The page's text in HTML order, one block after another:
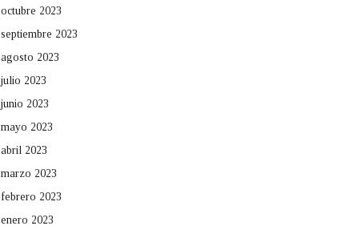
octubre 2023
septiembre 2023
agosto 2023
julio 2023
junio 2023
mayo 2023
abril 2023
marzo 2023
febrero 2023
enero 2023